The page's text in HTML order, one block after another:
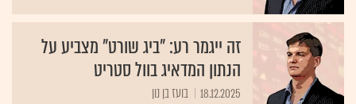
זה ייגמר רע: "ביג שורט" מצביע על
הנתון המדאיג בוול סטריט
18.12.2025 בועז בן נון